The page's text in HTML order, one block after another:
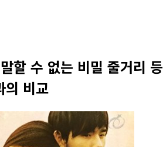
할 수 없는 비밀 줄거리 등
의 비교